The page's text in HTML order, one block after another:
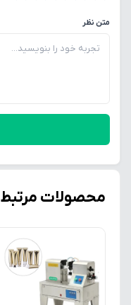
متن نظر
محصولات مرتبط